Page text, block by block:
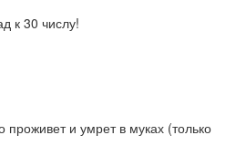
к 30 числу!
и умрет в муках (только